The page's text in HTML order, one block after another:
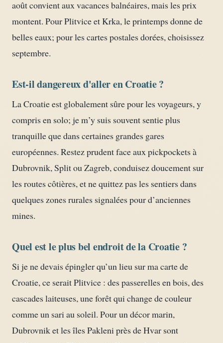
août convient aux vacances balnéaires, mais les prix
montent. Pour Plitvice et Krka, le printemps donne de
belles eaux; pour les cartes postales dorées, choisissez
septembre.
Est-il dangereux d'aller en Croatie ?
La Croatie est globalement sûre pour les voyageurs, y
compris en solo; je m’y suis souvent sentie plus
tranquille que dans certaines grandes gares
européennes. Restez prudent face aux pickpockets à
Dubrovnik, Split ou Zagreb, conduisez doucement sur
les routes côtières, et ne quittez pas les sentiers dans
quelques zones rurales signalées pour d’anciennes
mines.
Quel est le plus bel endroit de la Croatie ?
Si je ne devais épingler qu’un lieu sur ma carte de
Croatie, ce serait Plitvice : des passerelles en bois, des
cascades laiteuses, une forêt qui change de couleur
comme un sari au soleil. Pour un décor marin,
Dubrovnik et les îles Pakleni près de Hvar sont